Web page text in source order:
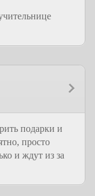
подарки и
просто
и ждут из за